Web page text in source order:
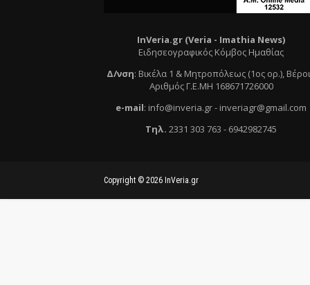
InVeria.gr (Veria - Ιmathia News)
Ειδησεογραφικός Κόμβος Ημαθίας
Δ/νση: Βικέλα 1 & Μητροπόλεως (1ος ορ.),
Αριθμός Γ.Ε.ΜΗ 168671726000
e-mail: info@inveria.gr- inveriagr@gmail.com
Τηλ. 2331 303 763 - 6942982745
Copyright © 2026 InVeria.gr